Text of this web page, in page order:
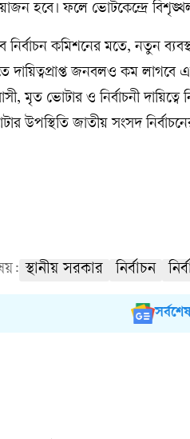
হবে। ফলে ভোটকেন্দ্রে
নির্বাচন কমিশনের মতে, নতুন
দায়িত্বপ্রাপ্ত জনবলও কম লাগবে
মৃত ভোটার ও নির্বাচনী
উপস্থিতি জাতীয় সংসদ
স্থানীয় সরকার নির্বাচন